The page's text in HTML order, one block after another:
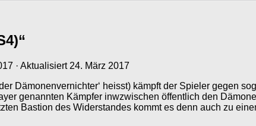
· Aktualisiert 24. März 2017
Dämonenvernichter‘ heisst) kämpft der Spieler gegen
genannten Kämpfer inwzwischen öffentlich den
Bastion des Widerstandes kommt es denn auch zu